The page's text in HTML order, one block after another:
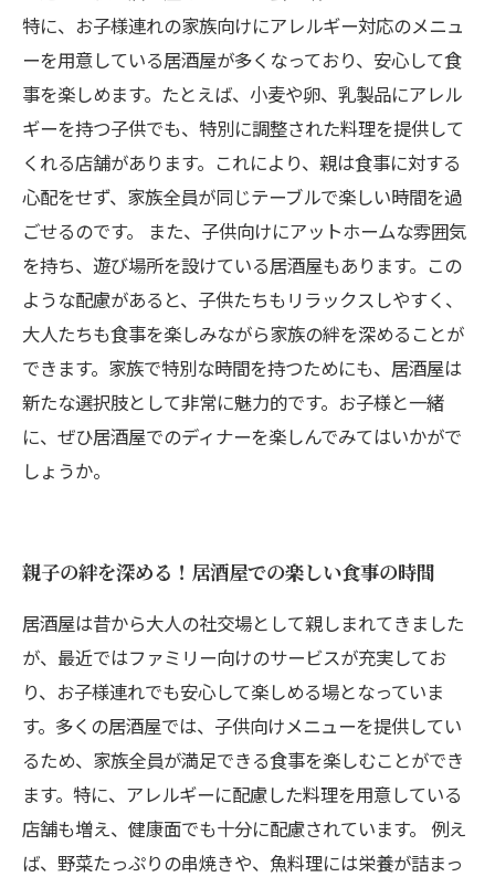
特に、お子様連れの家族向けにアレルギー対応のメニュ
ーを用意している居酒屋が多くなっており、安心して食
事を楽しめます。たとえば、小麦や卵、乳製品にアレル
ギーを持つ子供でも、特別に調整された料理を提供して
くれる店舗があります。これにより、親は食事に対する
心配をせず、家族全員が同じテーブルで楽しい時間を過
ごせるのです。 また、子供向けにアットホームな雰囲気
を持ち、遊び場所を設けている居酒屋もあります。この
ような配慮があると、子供たちもリラックスしやすく、
大人たちも食事を楽しみながら家族の絆を深めることが
できます。家族で特別な時間を持つためにも、居酒屋は
新たな選択肢として非常に魅力的です。お子様と一緒
に、ぜひ居酒屋でのディナーを楽しんでみてはいかがで
しょうか。
親子の絆を深める！居酒屋での楽しい食事の時間
居酒屋は昔から大人の社交場として親しまれてきました
が、最近ではファミリー向けのサービスが充実してお
り、お子様連れでも安心して楽しめる場となっていま
す。多くの居酒屋では、子供向けメニューを提供してい
るため、家族全員が満足できる食事を楽しむことができ
ます。特に、アレルギーに配慮した料理を用意している
店舗も増え、健康面でも十分に配慮されています。 例え
ば、野菜たっぷりの串焼きや、魚料理には栄養が詰まっ